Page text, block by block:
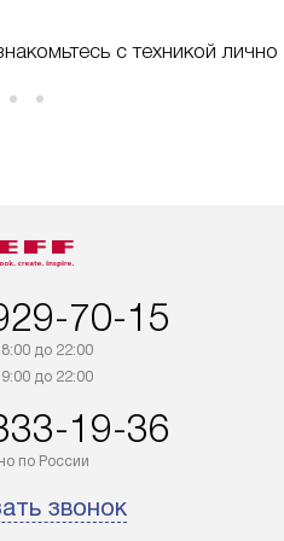
с техникой лично
70-15
до 22:00
до 22:00
19-36
по России
звонок